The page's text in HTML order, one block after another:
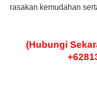
rasakan kemudahan
(Hubungi